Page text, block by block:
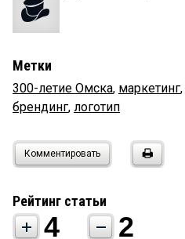
Метки
300-летие Омска, маркетинг,
брендинг, логотип
Комментировать
Рейтинг статьи
4 2